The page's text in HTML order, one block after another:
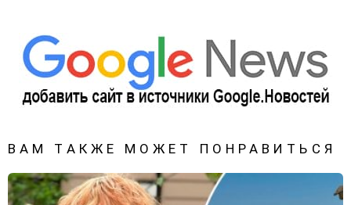
ВАМ ТАКЖЕ МОЖЕТ ПОНРАВИТЬСЯ